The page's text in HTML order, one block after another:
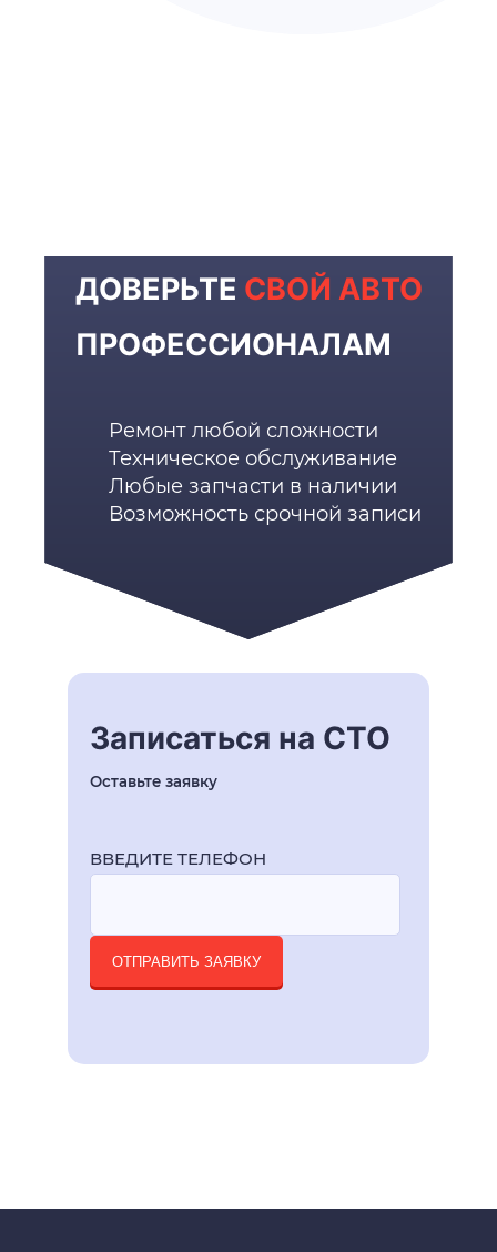
ДОВЕРЬТЕ СВОЙ АВТО
ПРОФЕССИОНАЛАМ
Ремонт любой сложности
Техническое обслуживание
Любые запчасти в наличии
Возможность срочной записи
Записаться на СТО
Оставьте заявку
ВВЕДИТЕ ТЕЛЕФОН
ОТПРАВИТЬ ЗАЯВКУ